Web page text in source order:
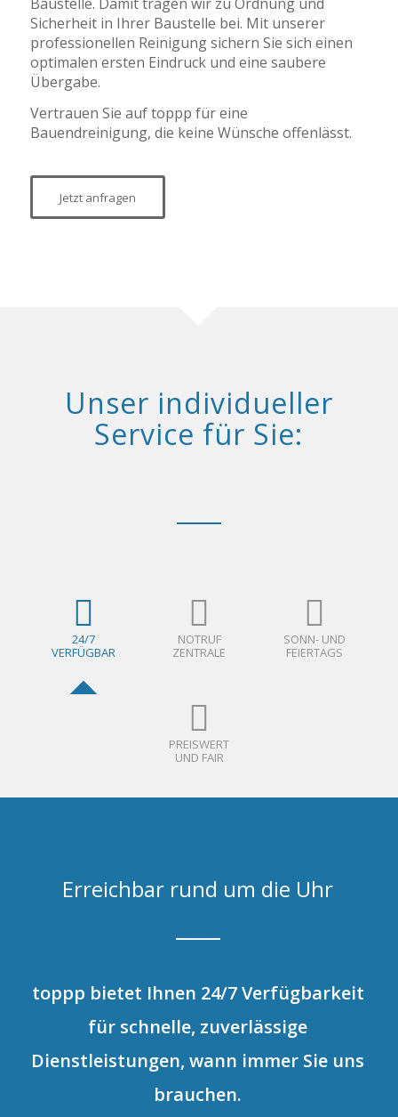
Sicherheit in Ihrer Baustelle bei. Mit unserer
professionellen Reinigung sichern Sie sich einen
optimalen ersten Eindruck und eine saubere
Übergabe.
Vertrauen Sie auf toppp für eine
Bauendreinigung, die keine Wünsche offenlässt.
Jetzt anfragen
Unser individueller
Service für Sie:
24/7
VERFÜGBAR
NOTRUF
ZENTRALE
SONN- UND
FEIERTAGS
PREISWERT
UND FAIR
Erreichbar rund um die Uhr
toppp bietet Ihnen 24/7 Verfügbarkeit
für schnelle, zuverlässige
Dienstleistungen, wann immer Sie uns
brauchen.